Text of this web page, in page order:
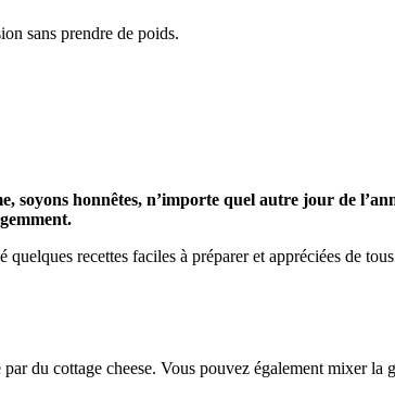
sans prendre de poids.
soyons honnêtes, n’importe quel autre jour de
recettes faciles à préparer et appréciées de
du cottage cheese. Vous pouvez également mixer la